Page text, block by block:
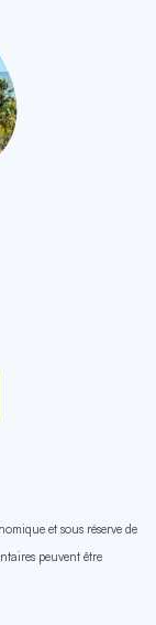
et sous réserve de
peuvent être